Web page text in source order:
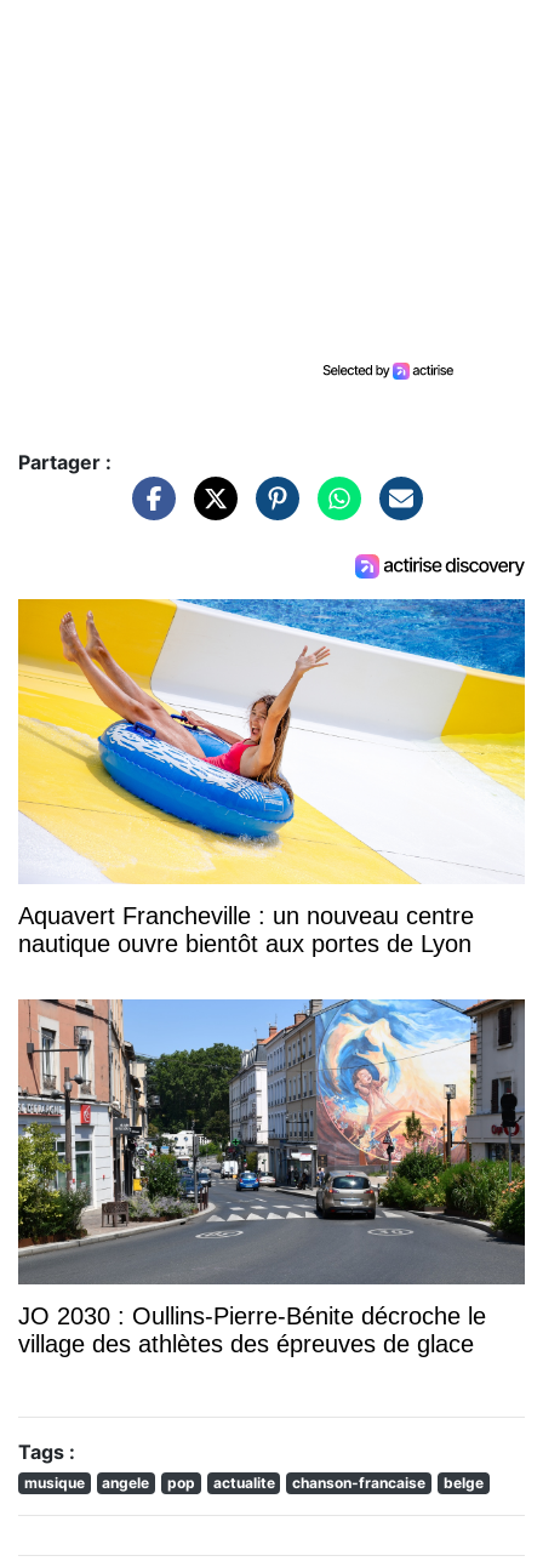
Partager :
Aquavert Francheville : un nouveau centre
nautique ouvre bientôt aux portes de Lyon
JO 2030 : Oullins-Pierre-Bénite décroche le
village des athlètes des épreuves de glace
Tags :
musique angele pop actualite chanson-francaise belge